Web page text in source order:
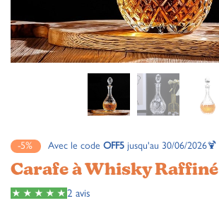
-5% Avec le code OFF5 jusqu'au 30/06/2026🍹
Carafe à Whisky Raffiné
2 avis